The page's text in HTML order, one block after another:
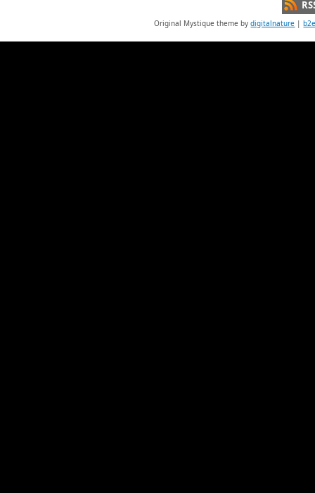
Original Mystique theme bydigitalnature |